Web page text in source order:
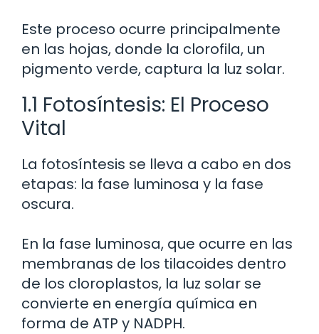
Este proceso ocurre principalmente
en las hojas, donde la clorofila, un
pigmento verde, captura la luz solar.
1.1 Fotosíntesis: El Proceso
Vital
La fotosíntesis se lleva a cabo en dos
etapas: la fase luminosa y la fase
oscura.
En la fase luminosa, que ocurre en las
membranas de los tilacoides dentro
de los cloroplastos, la luz solar se
convierte en energía química en
forma de ATP y NADPH.